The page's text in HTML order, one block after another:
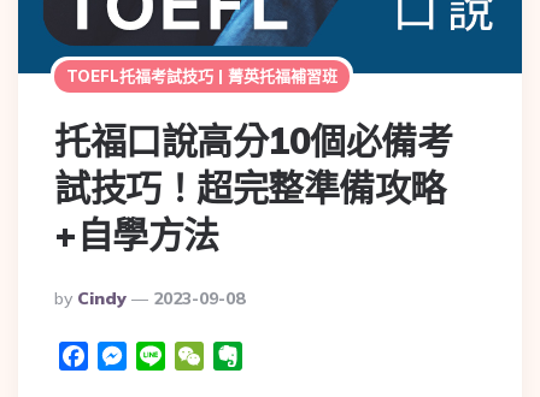
TOEFL托福考試技巧 | 菁英托福補習班
托福口說高分10個必備考
試技巧！超完整準備攻略
+自學方法
By Cindy 2023-09-08
FacebookMessenger
Line WeChat